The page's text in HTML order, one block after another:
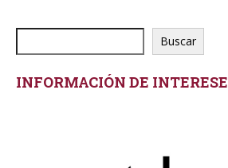
Buscar
INFORMACIÓN DE INTERESE